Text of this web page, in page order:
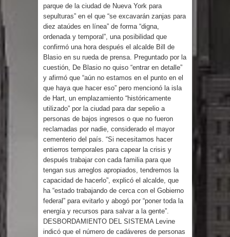
Ayuntamiento de Santiago
PRM votará “por aclamación” a sus
nuevas autoridades
El expresidente peruano Ollanta
Humala queda en libertad tras la
anulación de condena de 15 años por
lavado
DIGEIG y Liga Municipal Dominicana
impulsan nuevas metas de
transparencia a través SISMAP
municipal
parque de la ciudad de Nueva York para
sepulturas” en el que “se excavarán zanjas para
diez ataúdes en línea” de forma “digna,
ordenada y temporal”, una posibilidad que
confirmó una hora después el alcalde Bill de
Blasio en su rueda de prensa. Preguntado por la
cuestión, De Blasio no quiso “entrar en detalle”
y afirmó que “aún no estamos en el punto en el
que haya que hacer eso” pero mencionó la isla
de Hart, un emplazamiento “históricamente
utilizado” por la ciudad para dar sepelio a
personas de bajos ingresos o que no fueron
reclamadas por nadie, considerado el mayor
cementerio del país. “Si necesitamos hacer
entierros temporales para capear la crisis y
después trabajar con cada familia para que
tengan sus arreglos apropiados, tendremos la
capacidad de hacerlo”, explicó el alcalde, que
ha “estado trabajando de cerca con el Gobierno
federal” para evitarlo y abogó por “poner toda la
energía y recursos para salvar a la gente”.
DESBORDAMIENTO DEL SISTEMA Levine
indicó que el número de cadáveres de personas